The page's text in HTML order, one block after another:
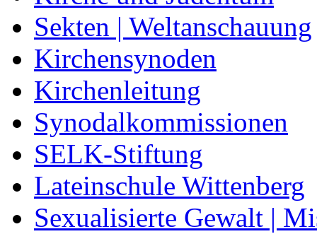
Sekten | Weltanschauung
Kirchensynoden
Kirchenleitung
Synodalkommissionen
SELK-Stiftung
Lateinschule Wittenberg
Sexualisierte Gewalt |